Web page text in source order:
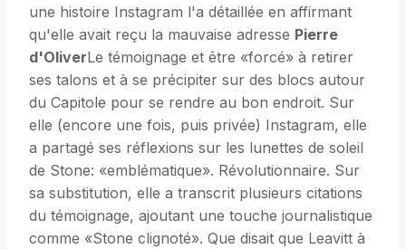
une histoire Instagram l'a détaillée en affirmant
qu'elle avait reçu la mauvaise adresse Pierre
d'OliverLe témoignage et être «forcé» à retirer
ses talons et à se précipiter sur des blocs autour
du Capitole pour se rendre au bon endroit. Sur
elle (encore une fois, puis privée) Instagram, elle
a partagé ses réflexions sur les lunettes de soleil
de Stone: «emblématique». Révolutionnaire. Sur
sa substitution, elle a transcrit plusieurs citations
du témoignage, ajoutant une touche journalistique
comme «Stone clignoté». Que disait que Leavitt à